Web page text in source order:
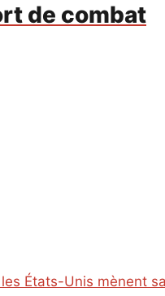
de combat
États-Unis mènent